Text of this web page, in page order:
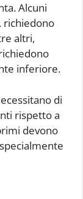
Alcuni
richiedono
altri,
inferiore.
di
rispetto a
devono